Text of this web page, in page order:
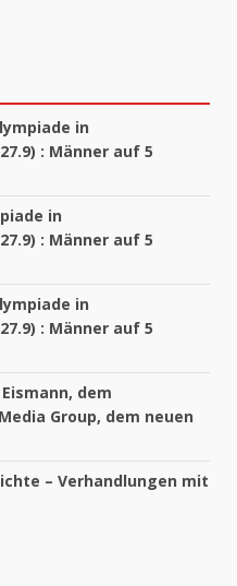
in
: Männer auf 5
in
: Männer auf 5
in
: Männer auf 5
dem
Group, dem neuen
– Verhandlungen mit